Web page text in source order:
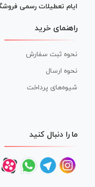
ایام تعطیلات رسمی
راهنمای خرید
نحوه ثبت سفارش
نحوه ارسال
شیوه‌های پرداخت
ما را دنبال کنید